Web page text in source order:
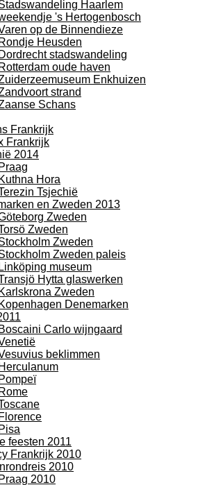
Haarlem
's Hertogenbosch
op de Binnendieze
Rondje Heusden
Dordrecht stadswandeling
Rotterdam oude haven
Enkhuizen
strand
Schans
Frankrijk
Frankrijk
2014
Praag
Kuthna Hora
Tsjechië
en Zweden 2013
Zweden
Zweden
Zweden
Zweden paleis
Linköping museum
Hytta glaswerken
Karlskrona Zweden
Kopenhagen Denemarken
Boscaini Carlo wijngaard
beklimmen
Herculanum
Pompeï
Rome
Florence
Pisa
feesten 2011
Frankrijk 2010
2010
Praag 2010